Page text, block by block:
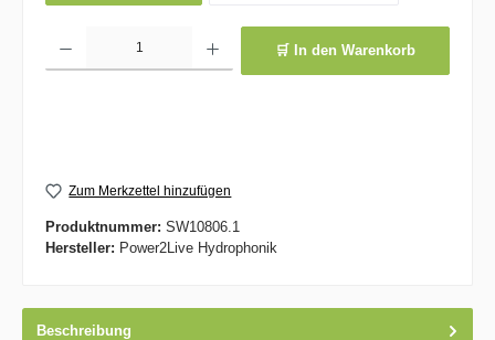
🛒 In den Warenkorb
Zum Merkzettel hinzufügen
Produktnummer: SW10806.1
Hersteller: Power2Live Hydrophonik
Beschreibung